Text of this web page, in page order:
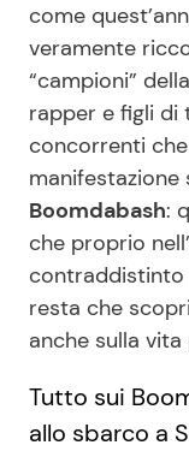
News
Salute
Viaggi e
Festività
come
veramente
“campioni”
rapper e figli di
concorrenti
Boomdabash:
che proprio
contraddistinto
resta che
anche sulla
Tutto sui
allo sbarco a